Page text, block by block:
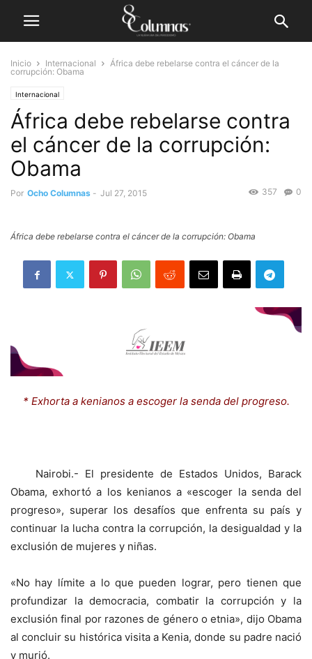
Inicio Internacional
África debe rebelarse contra el cáncer de la
corrupción: Obama
Internacional
África debe rebelarse contra
el cáncer de la corrupción:
Obama
Por Ocho Columnas - Jul 27, 2015 0
357
África debe rebelarse contra el cáncer de la corrupción: Obama
* Exhorta a kenianos a escoger la senda del progreso.
Nairobi.- El presidente de Estados Unidos, Barack
Obama, exhortó a los kenianos a «escoger la senda del
progreso», superar los desafíos que enfrenta su país y
continuar la lucha contra la corrupción, la desigualdad y la
exclusión de mujeres y niñas.
«No hay límite a lo que pueden lograr, pero tienen que
profundizar la democracia, combatir la corrupción y la
exclusión final por razones de género o etnia», dijo Obama
al concluir su histórica visita a Kenia, donde su padre nació
y murió.